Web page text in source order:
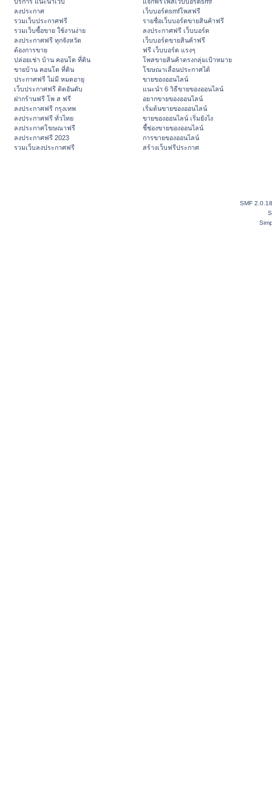
ลงประกาศ
รวมเว็บประกาศฟรี
รวมเว็บซื้อขาย ใช้งานง่าย
ลงประกาศฟรี ทุกจังหวัด
ต้องการขาย
ปล่อยเช่า บ้าน คอนโด ที่ดิน
ขายบ้าน คอนโด ที่ดิน
ประกาศฟรี ไม่มี หมดอายุ
เว็บประกาศฟรี ติดอันดับ
ฝากร้านฟรี โพ ส ฟรี
ลงประกาศฟรี กรุงเทพ
ลงประกาศฟรี ทั่วไทย
ลงประกาศโฆษณาฟรี
ลงประกาศฟรี 2023
รวมเว็บลงประกาศฟรี
เว็บบอร์ดsmfโพสฟรี
รายชื่อเว็บบอร์ดขายสินค้าฟรี
ลงประกาศฟรี เว็บบอร์ด
เว็บบอร์ดขายสินค้าฟรี
ฟรี เว็บบอร์ด แรงๆ
โพสขายสินค้าตรงกลุ่มเป้าหมาย
โฆษณาเลื่อนประกาศได้
ขายของออนไลน์
แนะนำ 6 วิธีขายของออนไลน์
อยากขายของออนไลน์
เริ่มต้นขายของออนไลน์
ขายของออนไลน์ เริ่มยังไง
ชี้ช่องขายของออนไลน์
การขายของออนไลน์
สร้างเว็บฟรีประกาศ
SMF 2.0.18